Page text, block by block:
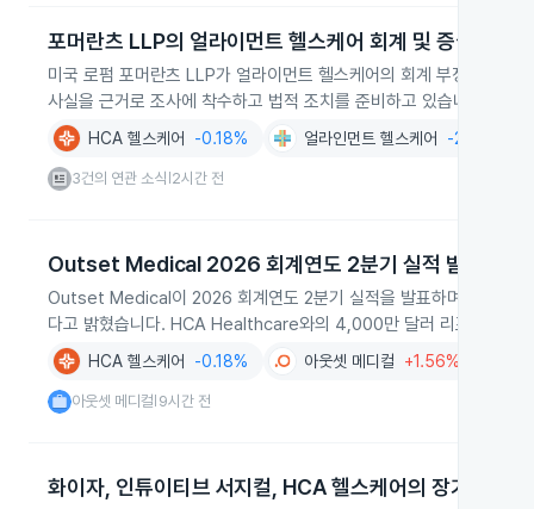
포머란츠 LLP의 얼라이먼트 헬스케어 회계 및 증권 조사
미국 로펌 포머란츠 LLP가 얼라이먼트 헬스케어의 회계 부정과 증
사실을 근거로 조사에 착수하고 법적 조치를 준비하고 있습니다.
HCA 헬스케어 -0.18% 얼라인먼트 헬스케어 -2.19%
3건의 연관 소식 2시간 전
Outset Medical 2026 회계연도 2분기 실적 발표
Outset Medical이 2026 회계연도 2분기 실적을 발표하며 전체 매
다고 밝혔습니다. HCA Healthcare와의 4,000만 달러 리프레시 계
HCA 헬스케어 -0.18% 아웃셋 메디컬 +1.56%
아웃셋 메디컬 9시간 전
화이자, 인튜이티브 서지컬, HCA 헬스케어의 장기 투자